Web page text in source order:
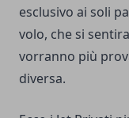
esclusivo ai soli
volo, che si
vorranno più
diversa.